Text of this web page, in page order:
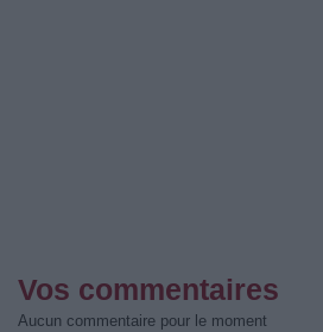
Vos commentaires
Aucun commentaire pour le moment